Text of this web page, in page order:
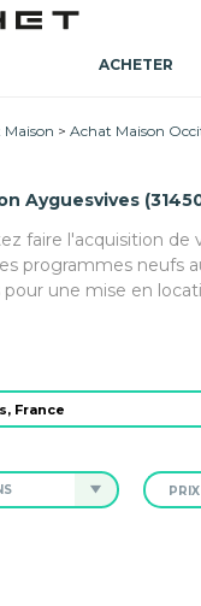
ACHETER
Achat Maison
Ayguesvives
faire l'acquisition
programmes neufs
une mise en